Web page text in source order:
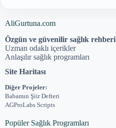
AliGurtuna.com
Özgün ve güvenilir sağlık rehberi
Uzman odaklı içerikler
Anlaşılır sağlık programları
Site Haritası
Diğer Projeler:
Babamın Şiir Defteri
AGProLabs Scripts
Popüler Sağlık Programları